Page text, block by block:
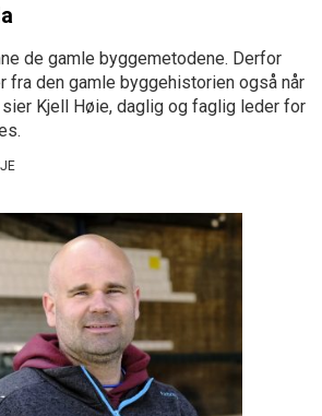
de gamle byggemetodene. Derfor
fra den gamle byggehistorien også når
Kjell Høie, daglig og faglig leder for